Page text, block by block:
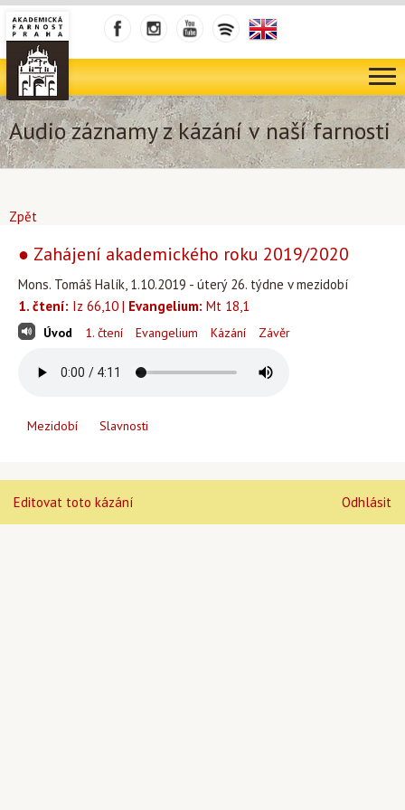
Audio záznamy z kázání v naší farnosti
Zpět
● Zahájení akademického roku 2019/2020
Mons. Tomáš Halík, 1.10.2019 - úterý 26. týdne v mezidobí
1. čtení: Iz 66,10 | Evangelium: Mt 18,1
Úvod 1. čtení Evangelium Kázání Závěr
Mezidobí Slavnosti
Editovat toto kázání Odhlásit